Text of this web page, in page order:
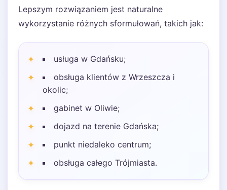
Lepszym rozwiązaniem jest naturalne
wykorzystanie różnych sformułowań, takich jak:
usługa w Gdańsku;
obsługa klientów z Wrzeszcza i
okolic;
gabinet w Oliwie;
dojazd na terenie Gdańska;
punkt niedaleko centrum;
obsługa całego Trójmiasta.